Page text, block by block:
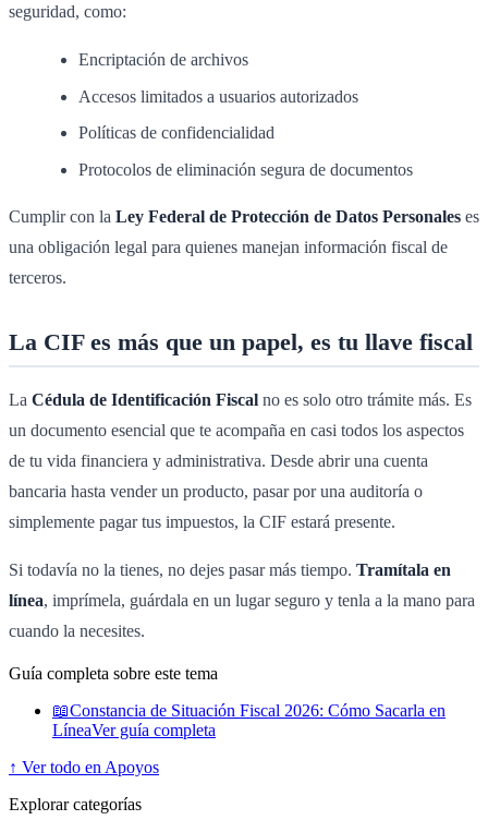
seguridad, como:
Encriptación de archivos
Accesos limitados a usuarios autorizados
Políticas de confidencialidad
Protocolos de eliminación segura de documentos
Cumplir con la Ley Federal de Protección de Datos Personales es
una obligación legal para quienes manejan información fiscal de
terceros.
La CIF es más que un papel, es tu llave fiscal
La Cédula de Identificación Fiscal no es solo otro trámite más. Es
un documento esencial que te acompaña en casi todos los aspectos
de tu vida financiera y administrativa. Desde abrir una cuenta
bancaria hasta vender un producto, pasar por una auditoría o
simplemente pagar tus impuestos, la CIF estará presente.
Si todavía no la tienes, no dejes pasar más tiempo. Tramítala en
línea, imprímela, guárdala en un lugar seguro y tenla a la mano para
cuando la necesites.
Guía completa sobre este tema
📖Constancia de Situación Fiscal 2026: Cómo Sacarla en
LíneaVer guía completa
↑ Ver todo en Apoyos
Explorar categorías